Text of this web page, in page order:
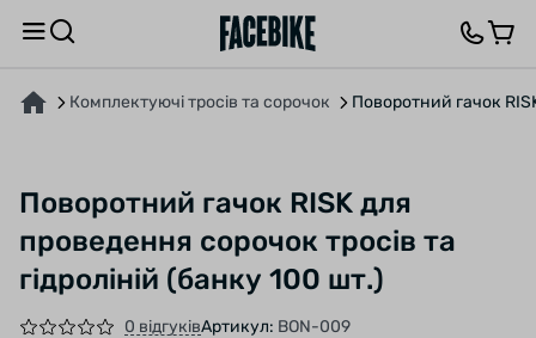
Комплектуючі тросів та сорочок Поворотний гачок
Поворотний гачок RISK для
проведення сорочок тросів та
гідроліній (банку 100 шт.)
0 відгуківАртикул: BON-009
ПРО ТОВАР ХАРАКТЕРИСТИКИОПИС ВІДГУКИ ТА ЗАПИТАННЯ